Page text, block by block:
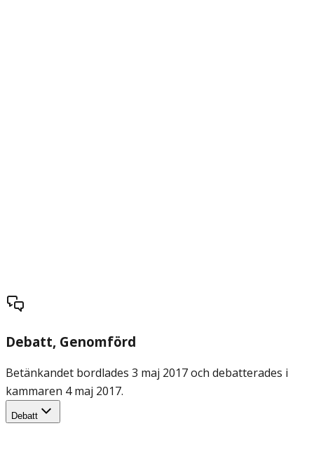
Debatt, Genomförd
Betänkandet bordlades 3 maj 2017 och debatterades i
kammaren 4 maj 2017.
Debatt